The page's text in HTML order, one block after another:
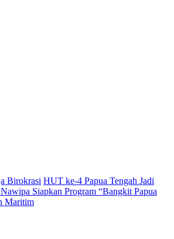
Birokrasi HUT ke-4 Papua Tengah Jadi
Siapkan Program “Bangkit Papua
Maritim